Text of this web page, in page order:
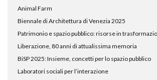
Animal Farm
Biennale di Architettura di Venezia 2025
Patrimonio e spazio pubblico: risorse in
Liberazione, 80 anni di attualissima memoria
BiSP 2025: Insieme, concetti per lo spazio pubblico
Laboratori sociali per l’interazione